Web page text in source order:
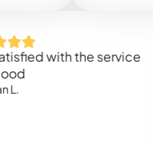
with the service